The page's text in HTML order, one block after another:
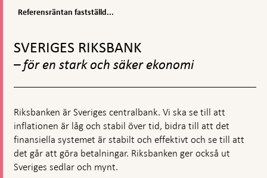
publicerat
Referensräntan
procent
Referensräntan fastställd...
toppnavigation
SVERIGES RIKSBANK
– för en stark och säker ekonomi
Riksbanken är Sveriges centralbank. Vi ska se till att
inflationen är låg och stabil över tid, bidra till att det
finansiella systemet är stabilt och effektivt och se till att
det går att göra betalningar. Riksbanken ger också ut
Sveriges sedlar och mynt.